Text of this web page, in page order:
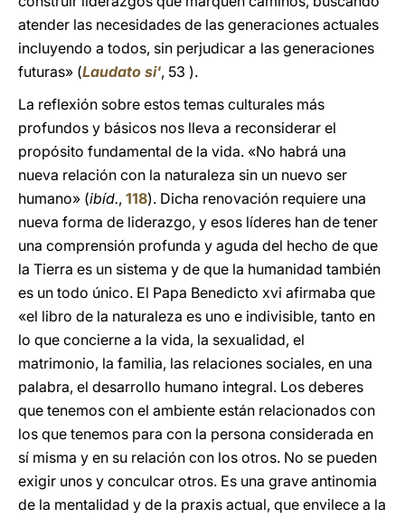
atender las necesidades de las generaciones actuales
incluyendo a todos, sin perjudicar a las generaciones
futuras» (Laudato si', 53 ).
La reflexión sobre estos temas culturales más
profundos y básicos nos lleva a reconsiderar el
propósito fundamental de la vida. «No habrá una
nueva relación con la naturaleza sin un nuevo ser
humano» (ibíd., 118). Dicha renovación requiere una
nueva forma de liderazgo, y esos líderes han de tener
una comprensión profunda y aguda del hecho de que
la Tierra es un sistema y de que la humanidad también
es un todo único. El Papa Benedicto xvi afirmaba que
«el libro de la naturaleza es uno e indivisible, tanto en
lo que concierne a la vida, la sexualidad, el
matrimonio, la familia, las relaciones sociales, en una
palabra, el desarrollo humano integral. Los deberes
que tenemos con el ambiente están relacionados con
los que tenemos para con la persona considerada en
sí misma y en su relación con los otros. No se pueden
exigir unos y conculcar otros. Es una grave antinomia
de la mentalidad y de la praxis actual, que envilece a la